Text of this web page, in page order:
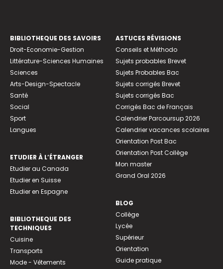
BIBLIOTHEQUE DES SAVOIRS
Droit-Economie-Gestion
Littérature-Sciences Humaines
Sciences
Arts-Design-Spectacle
Santé
Social
Sport
Langues
ETUDIER À L’ÉTRANGER
Etudier au Canada
Etudier en Suisse
Etudier en Espagne
BIBLIOTHEQUE DES
TECHNIQUES
Cuisine
Transports
Mode - Vêtements
ASTUCES RÉVISIONS
Conseils et Méthodo
Sujets probables Brevet
Sujets Probables Bac
Sujets corrigés Brevet
Sujets corrigés Bac
Corrigés Bac de Français
Calendrier Parcoursup 2026
Calendrier vacances scolaires
Orientation Post Bac
Orientation Post Collège
Mon master
Grand Oral 2026
BLOG
Collège
Lycée
Supérieur
Orientation
Guide pratique